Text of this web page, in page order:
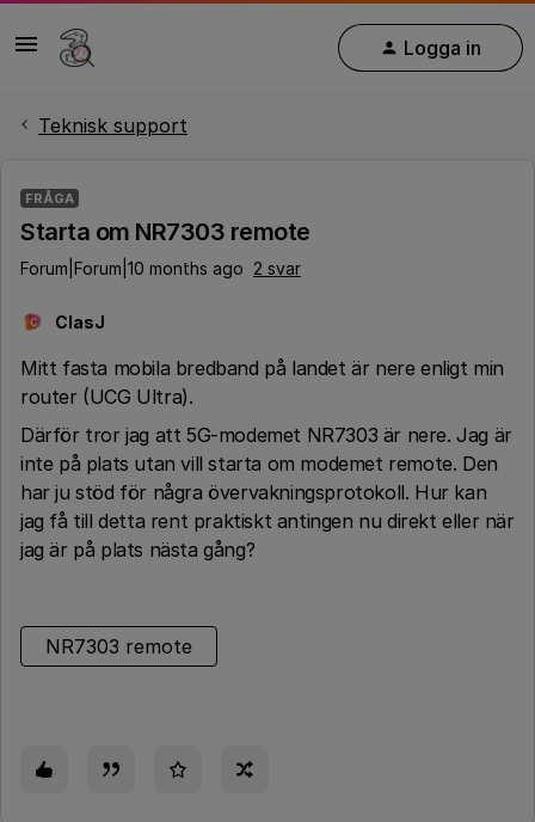
Logga in
Teknisk support
FRÅGA
Starta om NR7303 remote
Forum|Forum|10 months ago 2 svar
C ClasJ
Mitt fasta mobila bredband på landet är nere enligt min
router (UCG Ultra).
Därför tror jag att 5G-modemet NR7303 är nere. Jag är
inte på plats utan vill starta om modemet remote. Den
har ju stöd för några övervakningsprotokoll. Hur kan
jag få till detta rent praktiskt antingen nu direkt eller när
jag är på plats nästa gång?
NR7303 remote